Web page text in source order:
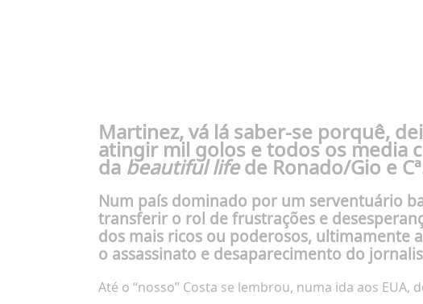
Martinez, vá lá saber-se porquê,
atingir mil golos e todos os media
dabeautiful lifede Ronado/Gio e
Num país dominado por um serventuário
transferir o rol de frustrações e
dos mais ricos ou poderosos, ultimamente
o assassinato e desaparecimento do
Até o “nosso” Costa se lembrou, numa ida aos